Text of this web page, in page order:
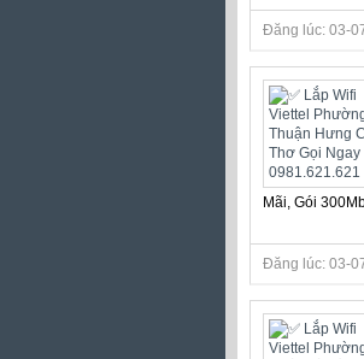
Đăng lúc: 03-
Mãi, Gói
Đăng lúc: 03-